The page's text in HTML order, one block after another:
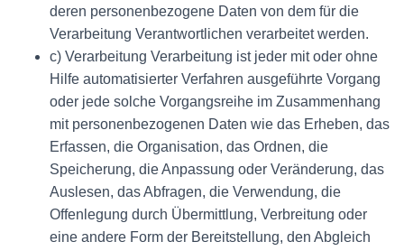
deren personenbezogene Daten von dem für die
Verarbeitung Verantwortlichen verarbeitet werden.
c) Verarbeitung Verarbeitung ist jeder mit oder ohne
Hilfe automatisierter Verfahren ausgeführte Vorgang
oder jede solche Vorgangsreihe im Zusammenhang
mit personenbezogenen Daten wie das Erheben, das
Erfassen, die Organisation, das Ordnen, die
Speicherung, die Anpassung oder Veränderung, das
Auslesen, das Abfragen, die Verwendung, die
Offenlegung durch Übermittlung, Verbreitung oder
eine andere Form der Bereitstellung, den Abgleich